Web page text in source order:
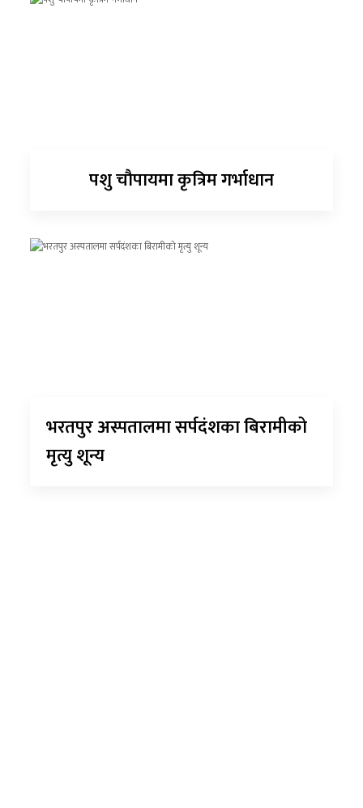
पशु चौपायमा कृत्रिम गर्भाधान
भरतपुर अस्पतालमा सर्पदंशका बिरामीको
मृत्यु शून्य